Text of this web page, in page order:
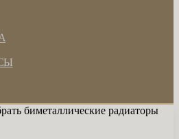
биметаллические радиаторы